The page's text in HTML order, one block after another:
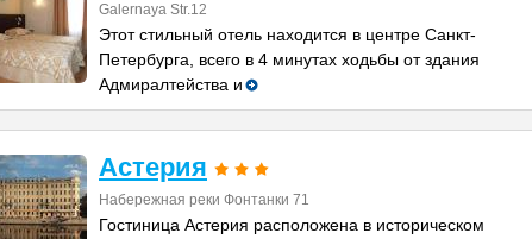
Galernaya Str.12
Этот стильный отель находится в центре Санкт-
Петербурга, всего в 4 минутах ходьбы от здания
Адмиралтейства и
Астерия
Набережная реки Фонтанки 71
Гостиница Астерия расположена в историческом